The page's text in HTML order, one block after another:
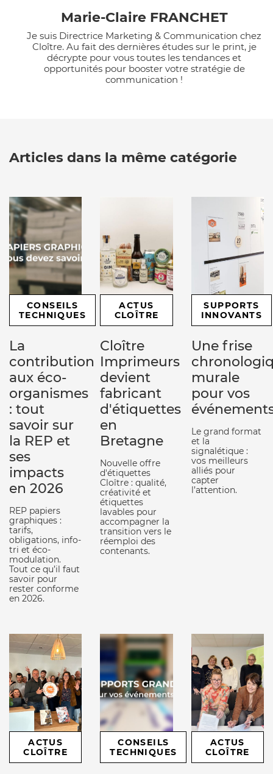
Marie-Claire FRANCHET
Je suis Directrice Marketing & Communication chez
Cloître. Au fait des dernières études sur le print, je
décrypte pour vous toutes les tendances et
opportunités pour booster votre stratégie de
communication !
Articles dans la même catégorie
CONSEILS
TECHNIQUES
La
contribution
aux éco-
organismes
: tout
savoir sur
la REP et
ses
impacts
en 2026
REP papiers
graphiques :
tarifs,
obligations, info-
tri et éco-
modulation.
Tout ce qu’il faut
savoir pour
rester conforme
en 2026.
ACTUS
CLOÎTRE
Cloître
Imprimeurs
devient
fabricant
d'étiquettes
en
Bretagne
Nouvelle offre
d'étiquettes
Cloître : qualité,
créativité et
étiquettes
lavables pour
accompagner la
transition vers le
réemploi des
contenants.
SUPPORTS
INNOVANTS
Une frise
murale
pour vos
Le grand format
et la
signalétique :
vos meilleurs
alliés pour
capter
l’attention.
ACTUS
CLOÎTRE
CONSEILS
TECHNIQUES
ACTUS
CLOÎTRE